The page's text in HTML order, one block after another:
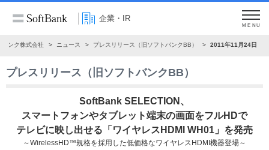
企業・IR
MENU
バンク株式会社 ニュース プレスリリース（旧ソフトバンクBB） 2011年11月24日
プレスリリース（旧ソフトバンクBB）
SoftBank SELECTION、
スマートフォンやタブレット端末の画面をフルHDで
テレビに映し出せる「ワイヤレスHDMI WH01」を発売
～WirelessHD™規格を採用した低価格なワイヤレスHDMI機器登場～